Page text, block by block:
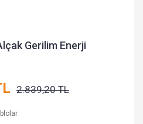
Gerilim Enerji
2.839,20 TL